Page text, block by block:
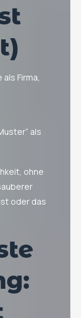
Firma,
als
ohne
oder das